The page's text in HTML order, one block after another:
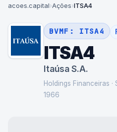
acoes.capital›Ações›ITSA4
BVMF: ITSA4
ITSA4
Itaúsa S.A.
Holdings Financeiras ·
1966